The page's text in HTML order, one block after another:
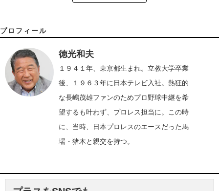
プロフィール
徳光和夫
１９４１年、東京都生まれ。立教大学卒業
後、１９６３年に日本テレビ入社。熱狂的
な長嶋茂雄ファンのためプロ野球中継を希
望するも叶わず、プロレス担当に。この時
に、当時、日本プロレスのエースだった馬
場・猪木と親交を持つ。